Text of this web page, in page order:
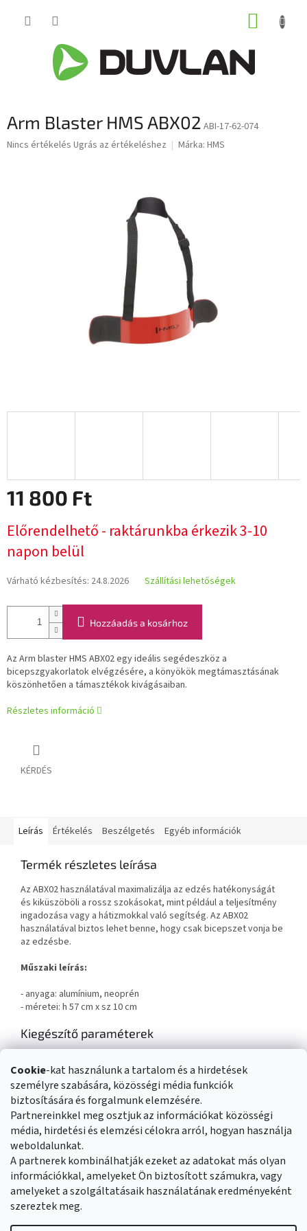
Cookie-kat használunk a tartalom és a hirdetések
személyre szabására, közösségi média funkciók
biztosítására és forgalmunk elemzésére.
Partnereinkkel meg osztjuk az információkat közösségi
média, hirdetési és elemzési célokra arról, hogyan használja
weboldalunkat.
A partnerek kombinálhatják ezeket az adatokat más olyan
információkkal, amelyeket Ön biztosított számukra, vagy
amelyeket a szolgáltatásaik használatának eredményeként
szereztek meg.
KOSÁR
Arm Blaster HMS ABX02 ABI-17-62-074
A
Nincs értékelés Ugrás az értékeléshez Márka: HMS
11 800 Ft
Előrendelhető - raktárunkba érkezik 3-10
napon belül
Várható kézbesítés: 24.8.2026 Szállítási lehetőségek
Hozzáadás a kosárhoz
Az Arm blaster HMS ABX02 egy ideális segédeszköz a
bicepszgyakorlatok elvégzésére, a könyökök megtámasztásának
köszönhetően a támasztékok kivágásaiban.
Részletes információ
KÉRDÉS
Leírás Értékelés Beszélgetés Egyéb információk
Termék részletes leírása
Az ABX02 használatával maximalizálja az edzés hatékonyságát
és kiküszöböli a rossz szokásokat, mint például a teljesítmény
ingadozása vagy a hátizmokkal való segítség. Az ABX02
használatával biztos lehet benne, hogy csak bicepszet vonja be
az edzésbe.
Műszaki leírás:
- anyaga: alumínium, neoprén
- méretei: h 57 cm x sz 10 cm
Kiegészítő paraméterek
Súly:
0.5 kg
EAN vonalkód: 5907695582680
Üzleti feltételek
Általános adatvédelmi szabályozás
Cookies Kapcsolat